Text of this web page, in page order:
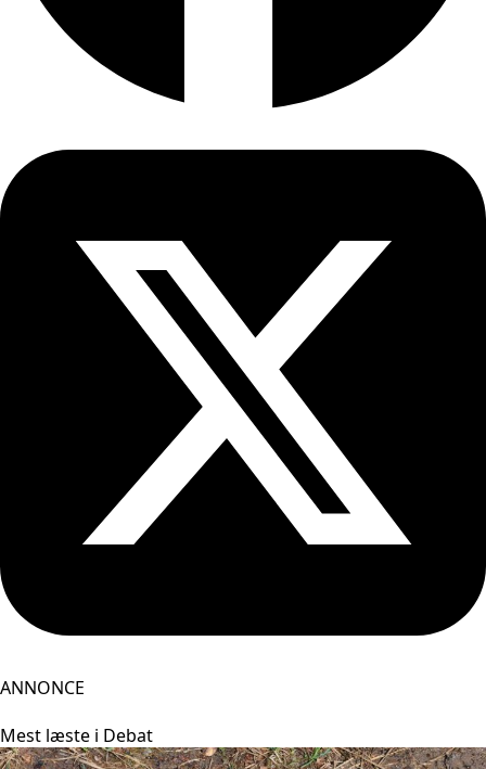
ANNONCE
Mest læste i Debat